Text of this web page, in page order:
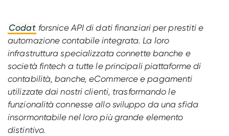
Codat forsnice API di dati finanziari per prestiti e
automazione contabile integrata. La loro
infrastruttura specializzata connette banche e
società fintech a tutte le principali piattaforme di
contabilità, banche, eCommerce e pagamenti
utilizzate dai nostri clienti, trasformando le
funzionalità connesse allo sviluppo da una sfida
insormontabile nel loro più grande elemento
distintivo.